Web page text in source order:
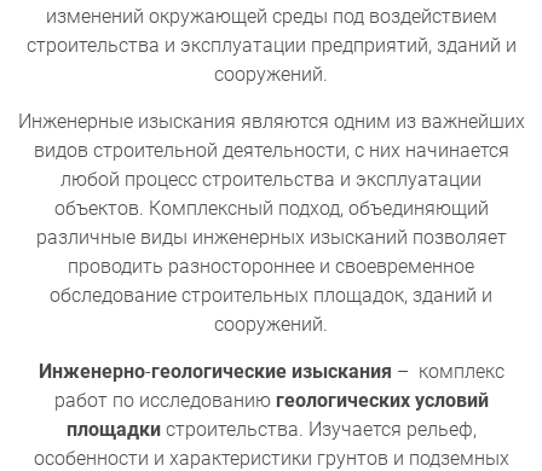
изменений окружающей среды под воздействием
строительства и эксплуатации предприятий, зданий и
сооружений.
Инженерные изыскания являются одним из важнейших
видов строительной деятельности, с них начинается
любой процесс строительства и эксплуатации
объектов. Комплексный подход, объединяющий
различные виды инженерных изысканий позволяет
проводить разностороннее и своевременное
обследование строительных площадок, зданий и
сооружений.
Инженерно-геологические изыскания – комплекс
работ по исследованию геологических условий
площадкистроительства. Изучается рельеф,
особенности и характеристики грунтов и подземных